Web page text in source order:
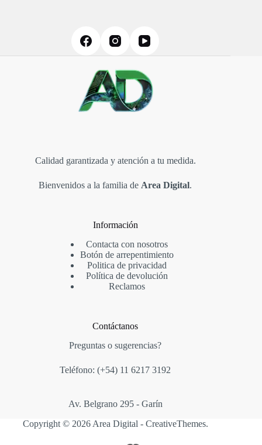
Calidad garantizada y atención a tu medida.
Bienvenidos a la familia de Area Digital.
Información
Contacta con nosotros
Botón de arrepentimiento
Politica de privacidad
Política de devolución
Reclamos
Contáctanos
Preguntas o sugerencias?
Teléfono: (+54) 11 6217 3192
Av. Belgrano 295 - Garín
Copyright © 2026 Area Digital - CreativeThemes.